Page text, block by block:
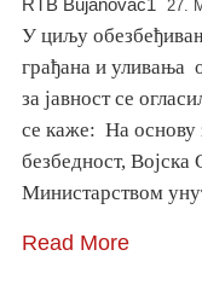
27.
У циљу
грађана и уливања
за јавност се
се каже: На основу
безбедност, Војска
Министарством
Read More